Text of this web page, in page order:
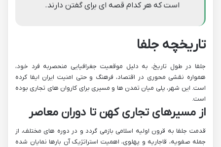
است که هر کدام قصه ای برای گفتن دارند.
تاریخچه جلفا
جلفا در طول تاریخ، به دلیل موقعیت جغرافیایی منحصربه فرد خود،
همواره نقشی محوری در اقتصاد، فرهنگ و حتی امنیت ایران ایفا کرده
است. این شهر، پلی میان تمدن ها و مسیری برای کاروان های تجاری بوده
است.
از مسیرهای تجاری کهن تا دوران معاصر
قدمت جلفا به قرون اولیه اسلامی بازمی گردد و در دوره های مختلف، از
جمله صفویه، قاجاریه و پهلوی، اهمیت استراتژیک آن بارها نمایان شده